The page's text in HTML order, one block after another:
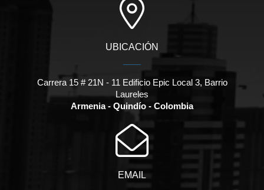
UBICACIÓN
Carrera 15 # 21N - 11 Edificio Epic Local 3, Barrio
Laureles
Armenia - Quindío - Colombia
EMAIL